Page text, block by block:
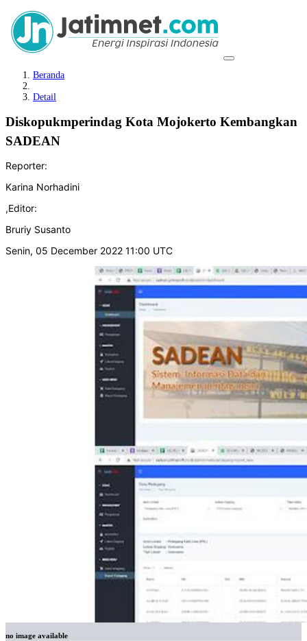
Beranda
Detail
Diskopukmperindag Kota Mojokerto Kembangkan
SADEAN
Reporter:
Karina Norhadini
,Editor:
Bruriy Susanto
Senin, 05 December 2022 11:00 UTC
no image available